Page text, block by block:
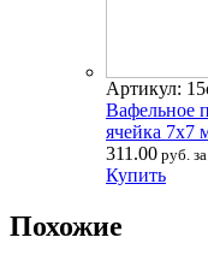
Артикул:
Вафельное
ячейка 7х7
311.00 руб.
Купить
Похожие